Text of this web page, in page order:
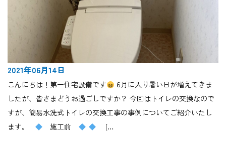
2021年06月14日
こんにちは！第一住宅設備です
6月に入り暑い日が増えてきま
したが、皆さまどうお過ごしですか？ 今回はトイレの交換なので
すが、簡易水洗式トイレの交換工事の事例についてご紹介いたし
ます。
施工前 […